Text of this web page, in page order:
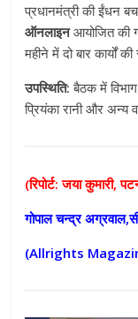
प्रधानमंत्री की ईंधन
ऑनलाइनआयोजित की
महीने में दो बार कार्यों
उपस्थिति: बैठक में
प्रियंका रानी और अन्य
(रिपोर्ट: जया कुमारी,
गोपाल चन्द्र
(Allrights